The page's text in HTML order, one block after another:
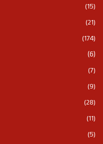
(15)
(21)
(174)
(6)
(7)
(9)
(28)
(11)
(5)